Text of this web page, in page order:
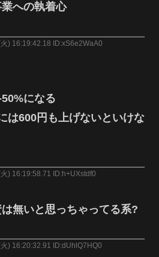
への執着心
) 16:19:42.18 ID:xS6e2WaA0
になる
は600円も上げないといけな
) 16:19:58.71 ID:h+UXstdf0
無いと思っちゃってる系?
) 16:20:32.91 ID:dUhlQ7HQ0